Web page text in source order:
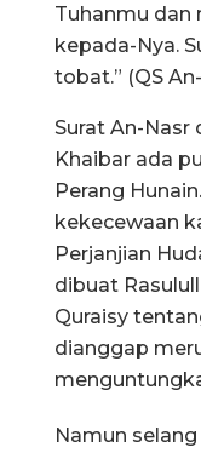
Tuhanmu dan
kepada-Nya.
tobat.” (QS
Surat An-Nasr
Khaibar ada
Perang
kekecewaan
Perjanjian
dibuat
Quraisy
dianggap
Namun